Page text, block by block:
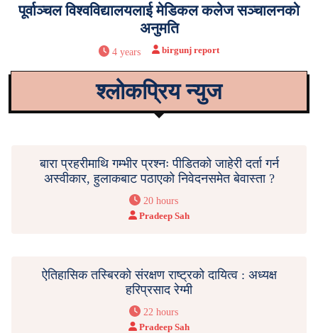
पूर्वाञ्चल विश्वविद्यालयलाई मेडिकल कलेज सञ्चालनको
अनुमति
4 years birgunj report
श्लोकप्रिय न्युज
बारा प्रहरीमाथि गम्भीर प्रश्नः पीडितको जाहेरी दर्ता गर्न
अस्वीकार, हुलाकबाट पठाएको निवेदनसमेत बेवास्ता ?
20 hours
Pradeep Sah
ऐतिहासिक तस्बिरको संरक्षण राष्ट्रको दायित्व : अध्यक्ष
हरिप्रसाद रेग्मी
22 hours
Pradeep Sah